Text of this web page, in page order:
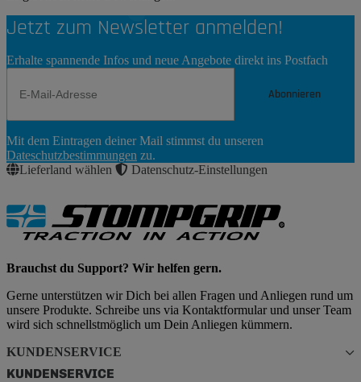
Jetzt zum Newsletter anmelden!
Erhalte spannende Infos und neue Angebote direkt ins Postfach
Abonnieren
Abonnieren
Mit dem Eintragen deiner Mail stimmst du unseren
Dateschutzbestimmungen zu.
Lieferland wählen
Datenschutz-Einstellungen
Brauchst du Support? Wir helfen gern.
Gerne unterstützen wir Dich bei allen Fragen und Anliegen rund um
unsere Produkte. Schreibe uns via Kontaktformular und unser Team
wird sich schnellstmöglich um Dein Anliegen kümmern.
KUNDENSERVICE
KUNDENSERVICE